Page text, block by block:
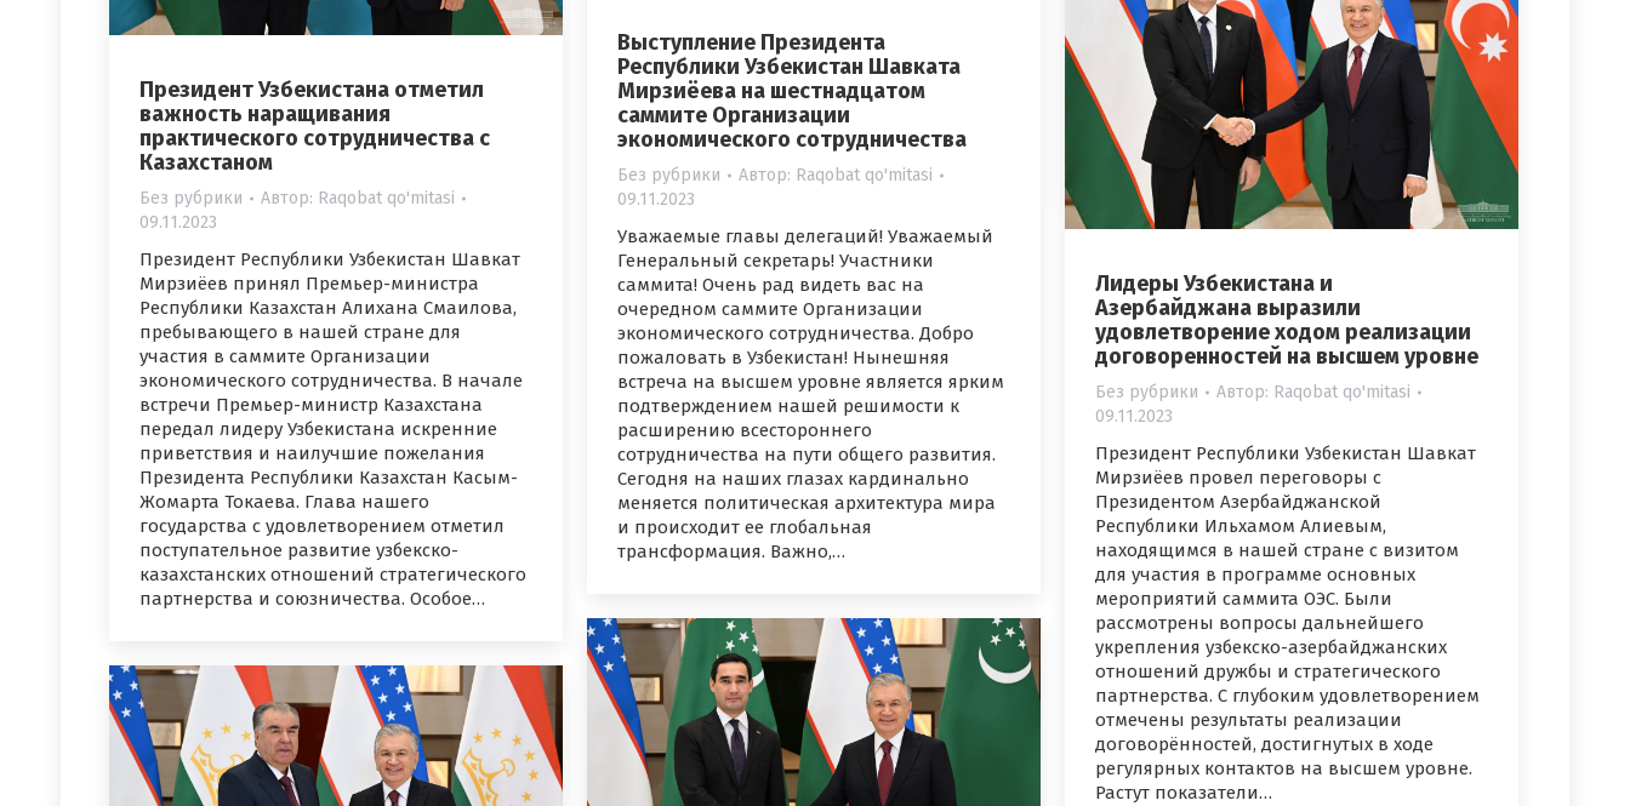
Выступление Президента
Республики Узбекистан Шавката
Мирзиёева на шестнадцатом
саммите Организации
экономического сотрудничества
Без рубрики Автор: Raqobat qo'mitasi
09.11.2023
Уважаемые главы делегаций! Уважаемый
Генеральный секретарь! Участники
саммита! Очень рад видеть вас на
очередном саммите Организации
экономического сотрудничества. Добро
пожаловать в Узбекистан! Нынешняя
встреча на высшем уровне является ярким
подтверждением нашей решимости к
расширению всестороннего
сотрудничества на пути общего развития.
Сегодня на наших глазах кардинально
меняется политическая архитектура мира
и происходит ее глобальная
трансформация. Важно,…
Президент Узбекистана отметил
важность наращивания
практического сотрудничества с
Казахстаном
Без рубрики Автор: Raqobat qo'mitasi
09.11.2023
Президент Республики Узбекистан Шавкат
Мирзиёев принял Премьер-министра
Республики Казахстан Алихана Смаилова,
пребывающего в нашей стране для
участия в саммите Организации
экономического сотрудничества. В начале
встречи Премьер-министр Казахстана
передал лидеру Узбекистана искренние
приветствия и наилучшие пожелания
Президента Республики Казахстан Касым-
Жомарта Токаева. Глава нашего
государства с удовлетворением отметил
поступательное развитие узбекско-
казахстанских отношений стратегического
партнерства и союзничества. Особое…
Лидеры Узбекистана и
Азербайджана выразили
удовлетворение ходом реализации
договоренностей на высшем уровне
Без рубрики Автор: Raqobat qo'mitasi
09.11.2023
Президент Республики Узбекистан Шавкат
Мирзиёев провел переговоры с
Президентом Азербайджанской
Республики Ильхамом Алиевым,
находящимся в нашей стране с визитом
для участия в программе основных
мероприятий саммита ОЭС. Были
рассмотрены вопросы дальнейшего
укрепления узбекско-азербайджанских
отношений дружбы и стратегического
партнерства. С глубоким удовлетворением
отмечены результаты реализации
договорённостей, достигнутых в ходе
регулярных контактов на высшем уровне.
Растут показатели…